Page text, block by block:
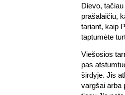
Dievo,
prašalaičiu,
tariant, kaip
taptumėte
Viešosios
pas
širdyje. Jis
vargšai arba